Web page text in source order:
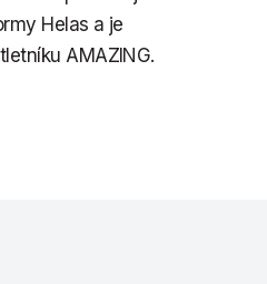
Helas a je
AMAZING.